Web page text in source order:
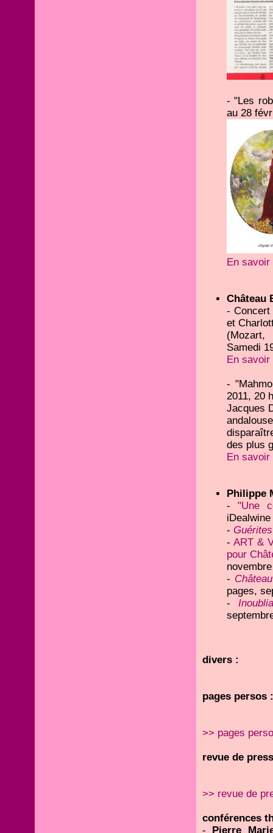
- "Les
au 28
En savoir
Château
- Concert
et
(Mozart,
Samedi
En savoir
-
2011, 20
Jacques
des plus
En savoir
Philippe
- "Une
-
- ART &
pour
-
pages,
-
divers :
pages persos :
>> pages
revue de
>> revue de
conférences
- Pierre